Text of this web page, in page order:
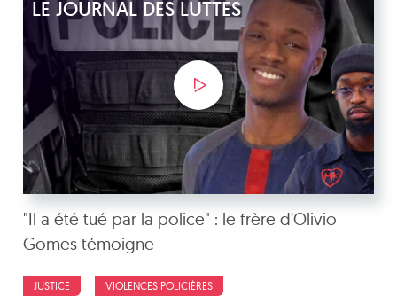
LE JOURNAL DES LUTTES
"Il a été tué par la police" : le frère d'Olivio
Gomes témoigne
JUSTICE VIOLENCES POLICIÈRES